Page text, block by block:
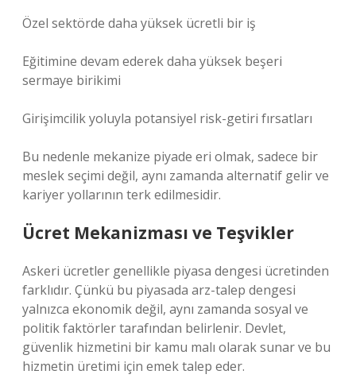
Özel sektörde daha yüksek ücretli bir iş
Eğitimine devam ederek daha yüksek beşeri
sermaye birikimi
Girişimcilik yoluyla potansiyel risk-getiri fırsatları
Bu nedenle mekanize piyade eri olmak, sadece bir
meslek seçimi değil, aynı zamanda alternatif gelir ve
kariyer yollarının terk edilmesidir.
Ücret Mekanizması ve Teşvikler
Askeri ücretler genellikle piyasa dengesi ücretinden
farklıdır. Çünkü bu piyasada arz-talep dengesi
yalnızca ekonomik değil, aynı zamanda sosyal ve
politik faktörler tarafından belirlenir. Devlet,
güvenlik hizmetini bir kamu malı olarak sunar ve bu
hizmetin üretimi için emek talep eder.